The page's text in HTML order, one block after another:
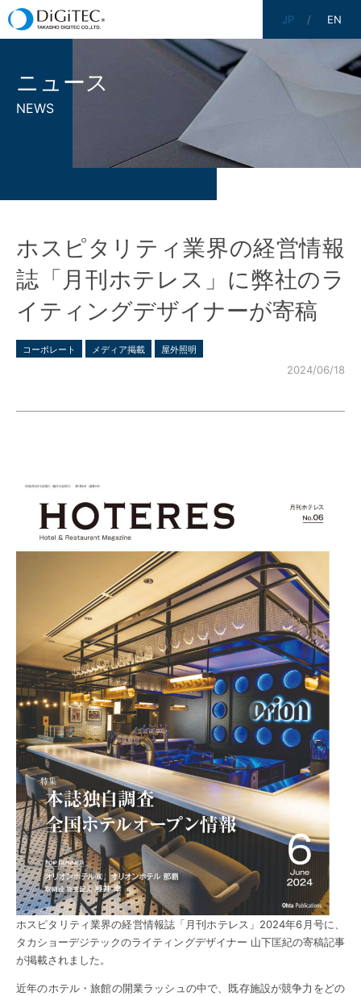
JP EN
ニュース
NEWS
ホスピタリティ業界の経営情報
誌「月刊ホテレス」に弊社のラ
イティングデザイナーが寄稿
コーポレート メディア掲載 屋外照明
2024/06/18
ホスピタリティ業界の経営情報誌「月刊ホテレス」2024年6月号に、
タカショーデジテックのライティングデザイナー 山下匡紀の寄稿記事
が掲載されました。
近年のホテル・旅館の開業ラッシュの中で、既存施設が競争力をどの